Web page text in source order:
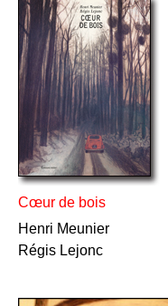
Cœur de bois
Henri Meunier
Régis Lejonc